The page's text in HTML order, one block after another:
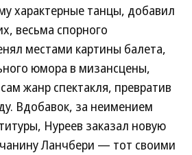
характерные танцы, добавил
весьма спорного
местами картины балета,
юмора в мизансцены,
жанр спектакля, превратив
Вдобавок, за неимением
Нуреев заказал новую
Ланчбери — тот своими